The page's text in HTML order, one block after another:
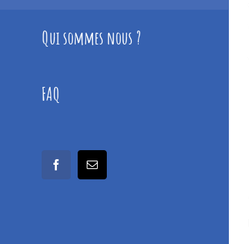
Qui sommes nous ?
FAQ
facebookEmail